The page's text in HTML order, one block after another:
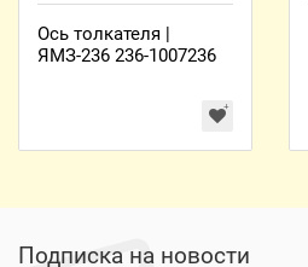
Ось толкателя |
ЯМЗ-236 236-1007236
Подписка на новости